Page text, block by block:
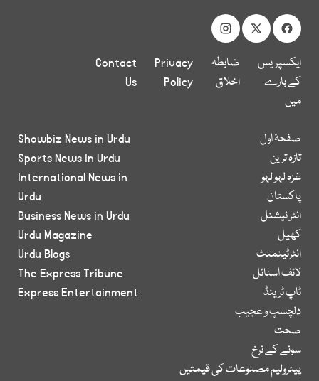
ایکسپریس
کے بارے
میں
ضابطہ
اخلاق
Privacy
Policy
Contact
Us
صفحۂ اول
تازہ ترین
غزہ لہو لہو
پاکستان
انٹر نیشنل
کھیل
انٹرٹینمنٹ
لائف اسٹائل
ٹاپ ٹرینڈ
دلچسپ و عجیب
صحت
سونے کے نرخ
پیٹرولیم مصنوعات کی قیمتیں
Showbiz News in Urdu
Sports News in Urdu
International News in
Urdu
Business News in Urdu
Urdu Magazine
Urdu Blogs
The Express Tribune
Express Entertainment